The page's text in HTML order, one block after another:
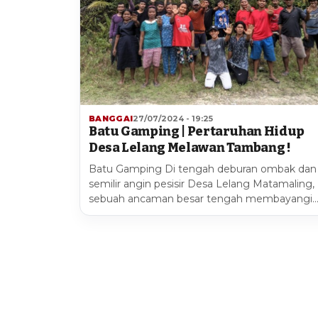
BANGGAI27/07/2024 - 19:25
Batu Gamping | Pertaruhan Hidup
Desa Lelang Melawan Tambang !
Batu Gamping Di tengah deburan ombak dan
semilir angin pesisir Desa Lelang Matamaling,
sebuah ancaman besar tengah membayangi…